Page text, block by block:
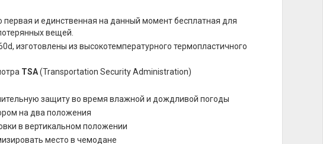
первая и единственная на данный момент бесплатная для
вещей.
изготовлены из высокотемпературного термопластичного
TSA(Transportation Security Administration)
защиту во время влажной и дождливой погоды
на два положения
в вертикальном положении
место в чемодане